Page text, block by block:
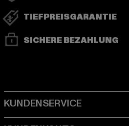
TIEFPREISGARANTIE
SICHERE BEZAHLUNG